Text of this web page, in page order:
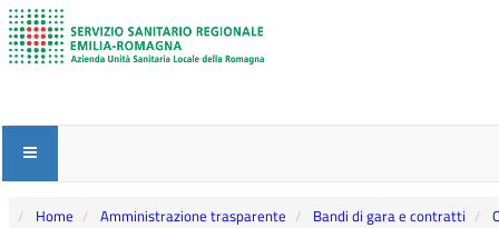
Home Amministrazione trasparente Bandi di gara e contratti